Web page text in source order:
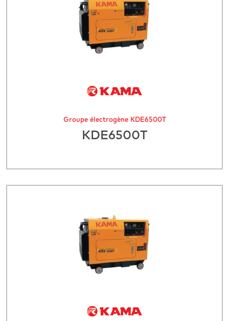
Groupe électrogène KDE6500T
KDE6500T